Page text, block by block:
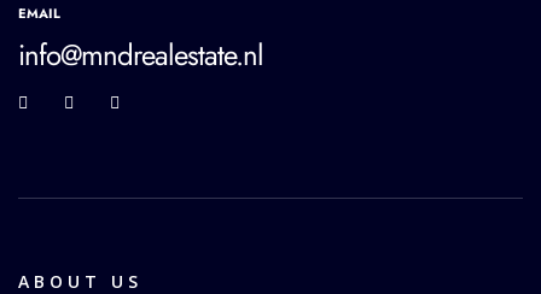
EMAIL
info@mndrealestate.nl
ABOUT US